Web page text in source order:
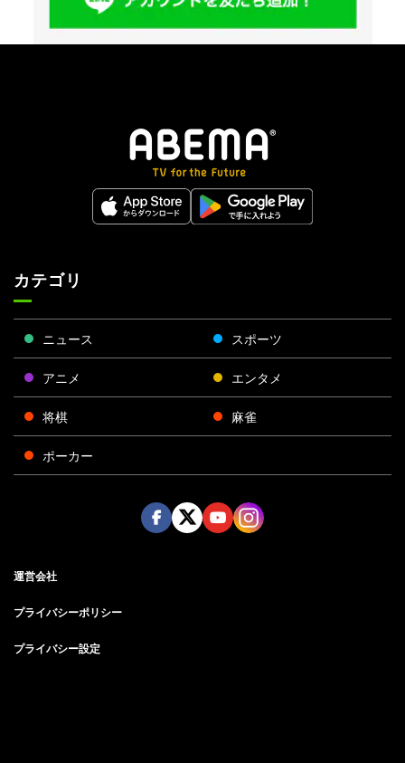
カテゴリ
ニュース スポーツ
アニメ エンタメ
将棋 麻雀
ポーカー
運営会社
プライバシーポリシー
プライバシー設定